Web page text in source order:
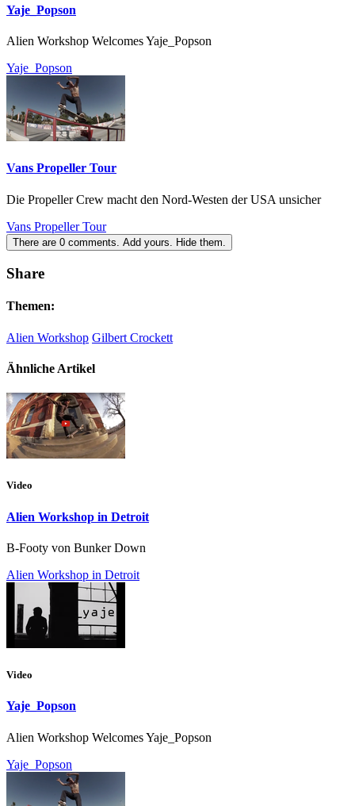
Yaje_Popson
Alien Workshop Welcomes Yaje_Popson
Yaje_Popson
Vans Propeller Tour
Die Propeller Crew macht den Nord-Westen der USA unsicher
Vans Propeller Tour
There are 0 comments. Add yours. Hide them.
Share
Themen:
Alien Workshop Gilbert Crockett
Ähnliche Artikel
Video
Alien Workshop in Detroit
B-Footy von Bunker Down
Alien Workshop in Detroit
Video
Yaje_Popson
Alien Workshop Welcomes Yaje_Popson
Yaje_Popson